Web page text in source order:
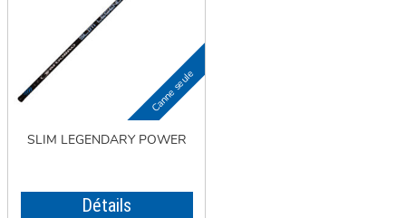
SLIM LEGENDARY POWER
Détails